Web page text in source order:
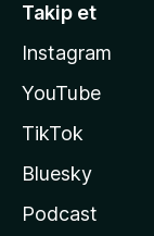
Takip et
Instagram
YouTube
TikTok
Bluesky
Podcast